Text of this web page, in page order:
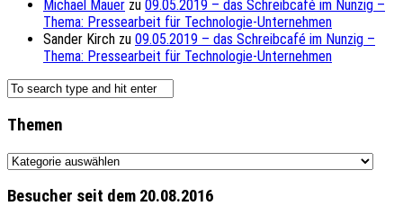
Michael Mauer zu 09.05.2019 – das Schreibcafé im Nunzig –
Thema: Pressearbeit für Technologie-Unternehmen
Sander Kirch zu 09.05.2019 – das Schreibcafé im Nunzig –
Thema: Pressearbeit für Technologie-Unternehmen
Themen
Themen
Besucher seit dem 20.08.2016